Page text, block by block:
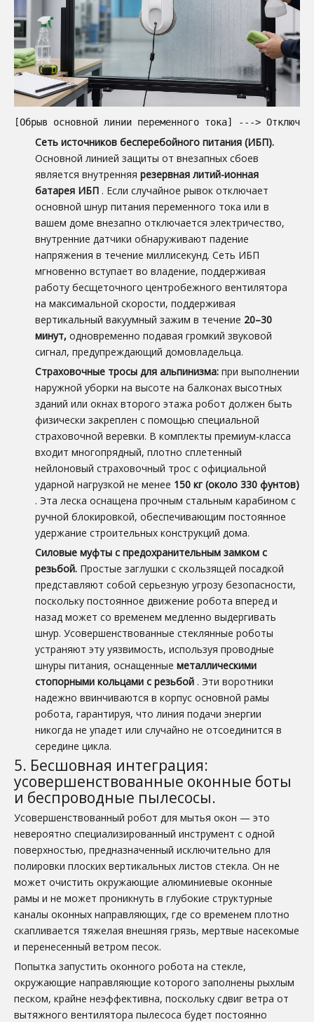
[Обрыв основной линии переменного тока] --->
Сеть источников бесперебойного питания (ИБП).
Основной линией защиты от внезапных сбоев
является внутренняя резервная литий-ионная
батарея ИБП . Если случайное рывок отключает
основной шнур питания переменного тока или в
вашем доме внезапно отключается электричество,
внутренние датчики обнаруживают падение
напряжения в течение миллисекунд. Сеть ИБП
мгновенно вступает во владение, поддерживая
работу бесщеточного центробежного вентилятора
на максимальной скорости, поддерживая
вертикальный вакуумный зажим в течение 20–30
минут, одновременно подавая громкий звуковой
сигнал, предупреждающий домовладельца.
Страховочные тросы для альпинизма: при выполнении
наружной уборки на высоте на балконах высотных
зданий или окнах второго этажа робот должен быть
физически закреплен с помощью специальной
страховочной веревки. В комплекты премиум-класса
входит многопрядный, плотно сплетенный
нейлоновый страховочный трос с официальной
ударной нагрузкой не менее 150 кг (около 330 фунтов)
. Эта леска оснащена прочным стальным карабином с
ручной блокировкой, обеспечивающим постоянное
удержание строительных конструкций дома.
Силовые муфты с предохранительным замком с
резьбой. Простые заглушки с скользящей посадкой
представляют собой серьезную угрозу безопасности,
поскольку постоянное движение робота вперед и
назад может со временем медленно выдергивать
шнур. Усовершенствованные стеклянные роботы
устраняют эту уязвимость, используя проводные
шнуры питания, оснащенные металлическими
стопорными кольцами с резьбой . Эти воротники
надежно ввинчиваются в корпус основной рамы
робота, гарантируя, что линия подачи энергии
никогда не упадет или случайно не отсоединится в
середине цикла.
5. Бесшовная интеграция:
усовершенствованные оконные боты
и беспроводные пылесосы.
Усовершенствованный робот для мытья окон — это
невероятно специализированный инструмент с одной
поверхностью, предназначенный исключительно для
полировки плоских вертикальных листов стекла. Он не
может очистить окружающие алюминиевые оконные
рамы и не может проникнуть в глубокие структурные
каналы оконных направляющих, где со временем плотно
скапливается тяжелая внешняя грязь, мертвые насекомые
и перенесенный ветром песок.
Попытка запустить оконного робота на стекле,
окружающие направляющие которого заполнены рыхлым
песком, крайне неэффективна, поскольку сдвиг ветра от
вытяжного вентилятора пылесоса будет постоянно